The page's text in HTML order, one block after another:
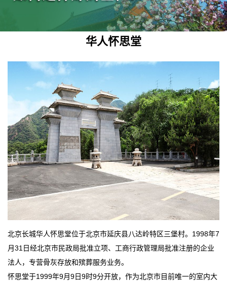
华人怀思堂
北京长城华人怀思堂位于北京市延庆县八达岭特区三堡村。1998年7
月31日经北京市民政局批准立项、工商行政管理局批准注册的企业
法人，专营骨灰存放和殡葬服务业务。
怀思堂于1999年9月9日9时9分开放，作为北京市目前唯一的室内大